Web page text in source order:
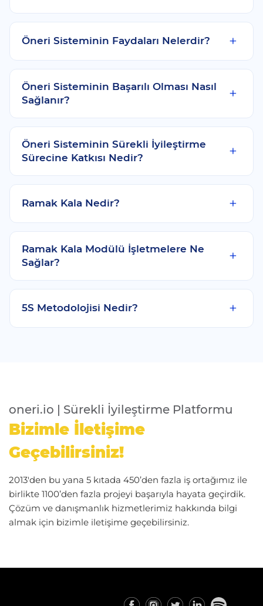
Öneri Sisteminin Faydaları Nelerdir?
Öneri Sisteminin Başarılı Olması Nasıl
Sağlanır?
Öneri Sisteminin Sürekli İyileştirme
Sürecine Katkısı Nedir?
Ramak Kala Nedir?
Ramak Kala Modülü İşletmelere Ne
Sağlar?
5S Metodolojisi Nedir?
oneri.io | Sürekli İyileştirme Platformu
Bizimle İletişime
Geçebilirsiniz!
2013'den bu yana 5 kıtada 450’den fazla iş ortağımız ile
birlikte 1100’den fazla projeyi başarıyla hayata geçirdik.
Çözüm ve danışmanlık hizmetlerimiz hakkında bilgi
almak için bizimle iletişime geçebilirsiniz.